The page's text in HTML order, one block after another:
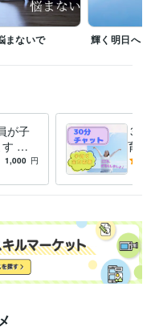
子さんに関する相談 先生方
援学級の授業づくりに関す
改革 特別支援教育
中学校
まないで 輝く明日へ
が子
発
/行き
1,000 円
３０
育て
期/